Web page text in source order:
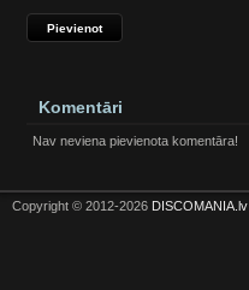
Komentāri
Nav neviena pievienota komentāra!
Copyright © 2012-2026 DISCOMANIA.lv